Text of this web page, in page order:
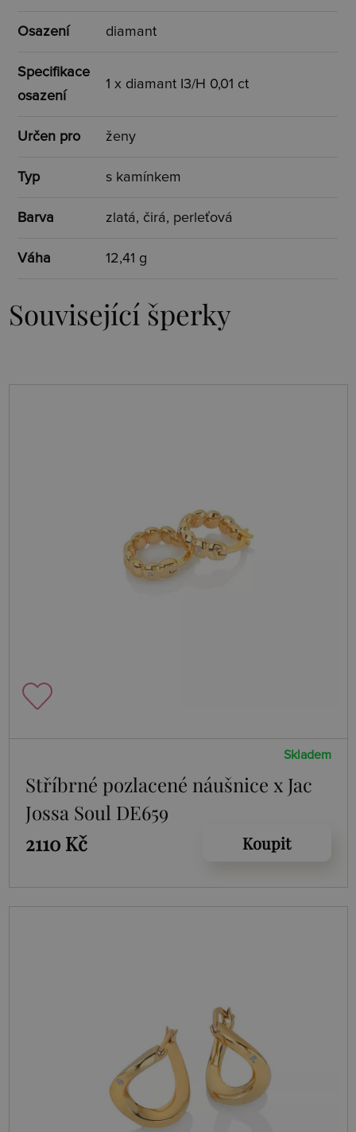
Osazení diamant
Specifikace
osazení
1 x diamant I3/H 0,01 ct
Určen pro ženy
Typ s kamínkem
Barva zlatá, čirá, perleťová
Váha 12,41 g
Související šperky
Skladem
Stříbrné pozlacené náušnice x Jac
Jossa Soul DE659
2110 Kč
Koupit